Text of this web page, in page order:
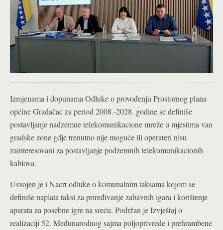
Izmjenama i dopunama Odluke o provođenju Prostornog plana
općine Gradačac za period 2008.-2028. godine se definiše
postavljanje nadzemne telekomunikacione mreže u mjestima van
gradske zone gdje trenutno nije moguće ili operateri nisu
zainteresovani za postavljanje podzemnih telekomunikacionih
kablova.
Usvojen je i Nacrt odluke o komunalnim taksama kojom se
definiše naplata taksi za priređivanje zabavnih igara i korištenje
aparata za posebne igre na sreću. Podržan je Izvještaj o
realizaciji 52. Međunarodnog sajma poljoprivrede i prehrambene